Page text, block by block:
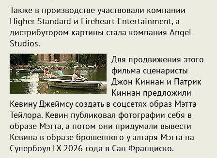
Также в производстве участвовали компании
Higher Standard и Fireheart Entertainment, а
дистрибутором картины стала компания Angel
Studios.
Для продвижения этого
фильма сценаристы
Джон Киннан и Патрик
Киннан предложили
Кевину Джеймсу создать в соцсетях образ Мэтта
Тейлора. Кевин публиковал фотографии себя в
образе Мэтта, а потом они придумали вывести
Кевина в образе брошенного у алтаря Мэтта на
Супербоул LX 2026 года в Сан Франциско.